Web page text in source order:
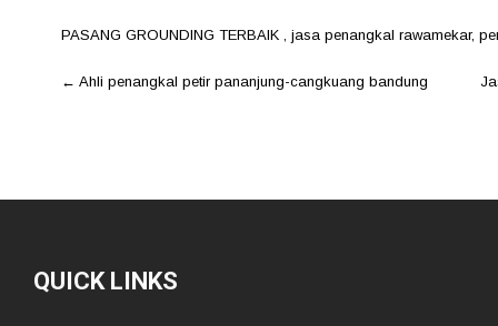
PASANG GROUNDING TERBAIK , jasa penangkal rawamekar,
Post
← Ahli penangkal petir pananjung-cangkuang bandung
QUICK LINKS